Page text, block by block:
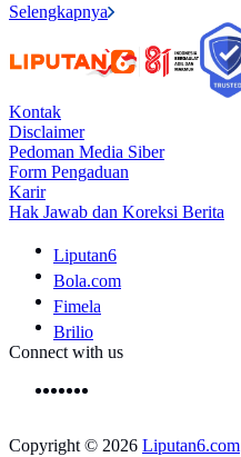
Selengkapnya
Kontak
Disclaimer
Pedoman Media Siber
Form Pengaduan
Karir
Hak Jawab dan Koreksi Berita
Liputan6
Bola.com
Fimela
Brilio
Connect with us
Copyright © 2026 Liputan6.com